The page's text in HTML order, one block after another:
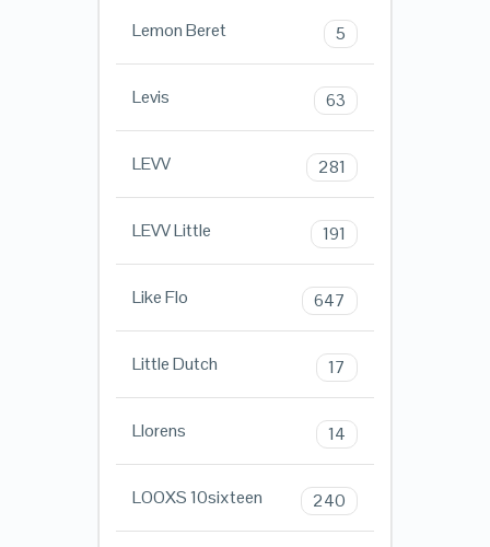
Lemon Beret 5
Levis 63
LEVV 281
LEVV Little 191
Like Flo 647
Little Dutch 17
Llorens 14
LOOXS 10sixteen 240